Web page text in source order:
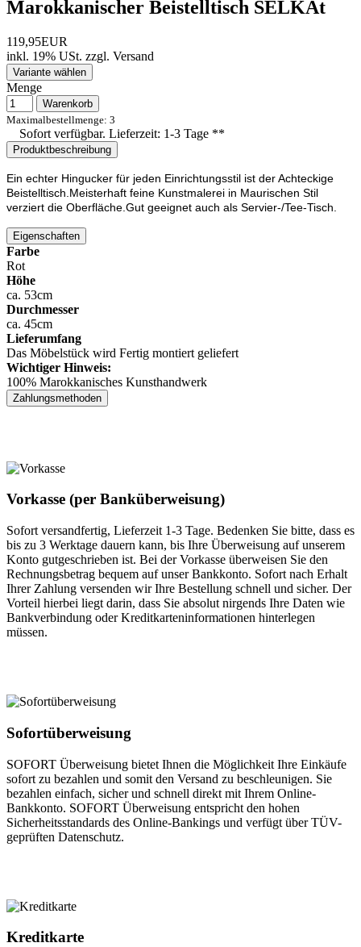
Marokkanischer Beistelltisch SELKAt
119,95EUR
inkl. 19% USt. zzgl. Versand
Variante wählen
Menge
Warenkorb
Maximalbestellmenge: 3
Sofort verfügbar. Lieferzeit: 1-3 Tage **
Produktbeschreibung
Ein echter Hingucker für jeden Einrichtungsstil ist der Achteckige
Beistelltisch.Meisterhaft feine Kunstmalerei in Maurischen Stil
verziert die Oberfläche.Gut geeignet auch als Servier-/Tee-Tisch.
Eigenschaften
Farbe
Rot
Höhe
ca. 53cm
Durchmesser
ca. 45cm
Lieferumfang
Das Möbelstück wird Fertig montiert geliefert
Wichtiger Hinweis:
100% Marokkanisches Kunsthandwerk
Zahlungsmethoden
Vorkasse (per Banküberweisung)
Sofort versandfertig, Lieferzeit 1-3 Tage. Bedenken Sie bitte, dass es
bis zu 3 Werktage dauern kann, bis Ihre Überweisung auf unserem
Konto gutgeschrieben ist. Bei der Vorkasse überweisen Sie den
Rechnungsbetrag bequem auf unser Bankkonto. Sofort nach Erhalt
Ihrer Zahlung versenden wir Ihre Bestellung schnell und sicher. Der
Vorteil hierbei liegt darin, dass Sie absolut nirgends Ihre Daten wie
Bankverbindung oder Kreditkarteninformationen hinterlegen
müssen.
Sofortüberweisung
SOFORT Überweisung bietet Ihnen die Möglichkeit Ihre Einkäufe
sofort zu bezahlen und somit den Versand zu beschleunigen. Sie
bezahlen einfach, sicher und schnell direkt mit Ihrem Online-
Bankkonto. SOFORT Überweisung entspricht den hohen
Sicherheitsstandards des Online-Bankings und verfügt über TÜV-
geprüften Datenschutz.
Kreditkarte